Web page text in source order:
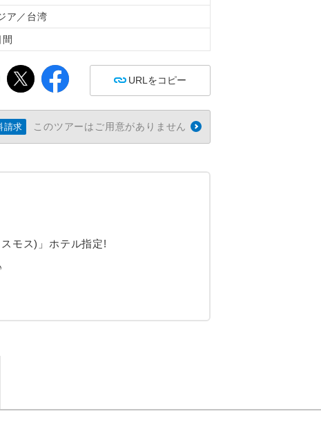
ア／台湾
URLをコピー
請求 このツアーはご用意がありません
モス)」ホテル指定!